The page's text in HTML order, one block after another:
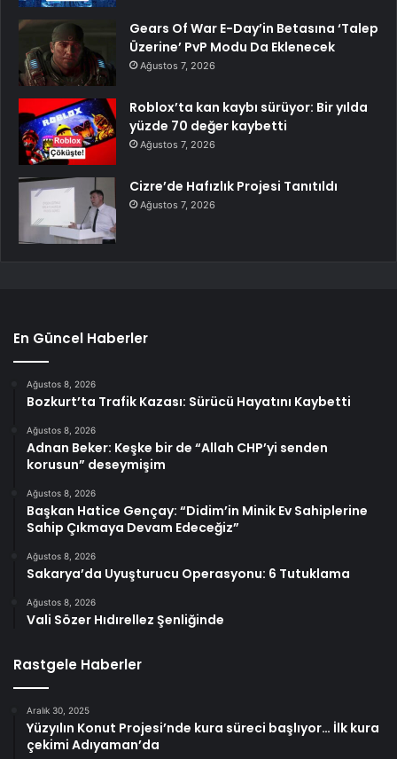
Gears Of War E-Day’in Betasına ‘Talep
Üzerine’ PvP Modu Da Eklenecek
Ağustos 7, 2026
Roblox’ta kan kaybı sürüyor: Bir yılda
yüzde 70 değer kaybetti
Ağustos 7, 2026
Cizre’de Hafızlık Projesi Tanıtıldı
Ağustos 7, 2026
En Güncel Haberler
Ağustos 8, 2026
Bozkurt’ta Trafik Kazası: Sürücü Hayatını Kaybetti
Ağustos 8, 2026
Adnan Beker: Keşke bir de “Allah CHP’yi senden
korusun” deseymişim
Ağustos 8, 2026
Başkan Hatice Gençay: “Didim’in Minik Ev Sahiplerine
Sahip Çıkmaya Devam Edeceğiz”
Ağustos 8, 2026
Sakarya’da Uyuşturucu Operasyonu: 6 Tutuklama
Ağustos 8, 2026
Vali Sözer Hıdırellez Şenliğinde
Rastgele Haberler
Aralık 30, 2025
Yüzyılın Konut Projesi’nde kura süreci başlıyor… İlk kura
çekimi Adıyaman’da